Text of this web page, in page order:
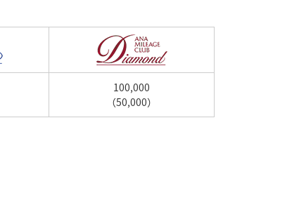
100,000
（50,000）